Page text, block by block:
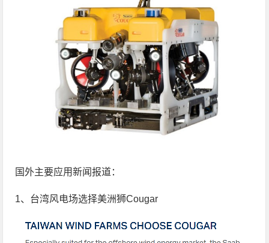
国外主要应用新闻报道：
1、台湾风电场选择美洲狮Cougar